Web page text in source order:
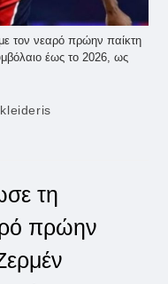
τον νεαρό πρώην παίκτη
έως το 2026, ως
τη
πρώην